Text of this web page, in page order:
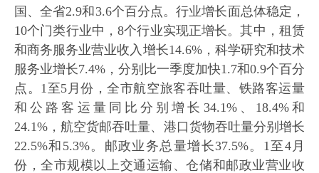
国、全省2.9和3.6个百分点。行业增长面总体稳定，
10个门类行业中，8个行业实现正增长。其中，租赁
和商务服务业营业收入增长14.6%，科学研究和技术
服务业增长7.4%，分别比一季度加快1.7和0.9个百分
点。1至5月份，全市航空旅客吞吐量、铁路客运量
和公路客运量同比分别增长34.1%、18.4%和
24.1%，航空货邮吞吐量、港口货物吞吐量分别增长
22.5%和5.3%。邮政业务总量增长37.5%。1至4月
份，全市规模以上交通运输、仓储和邮政业营业收